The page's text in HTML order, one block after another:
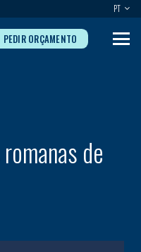
PT
PEDIR ORÇAMENTO
de